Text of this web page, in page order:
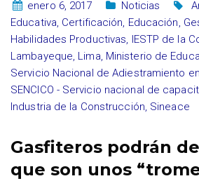
enero 6, 2017 Noticias
Educativa, Certificación, Educación,
Habilidades Productivas, IESTP de la
Lambayeque, Lima, Ministerio de
Servicio Nacional de Adiestramiento
SENCICO - Servicio nacional de
Industria de la Construcción, Sineace
Gasfiteros podrán
que son unos